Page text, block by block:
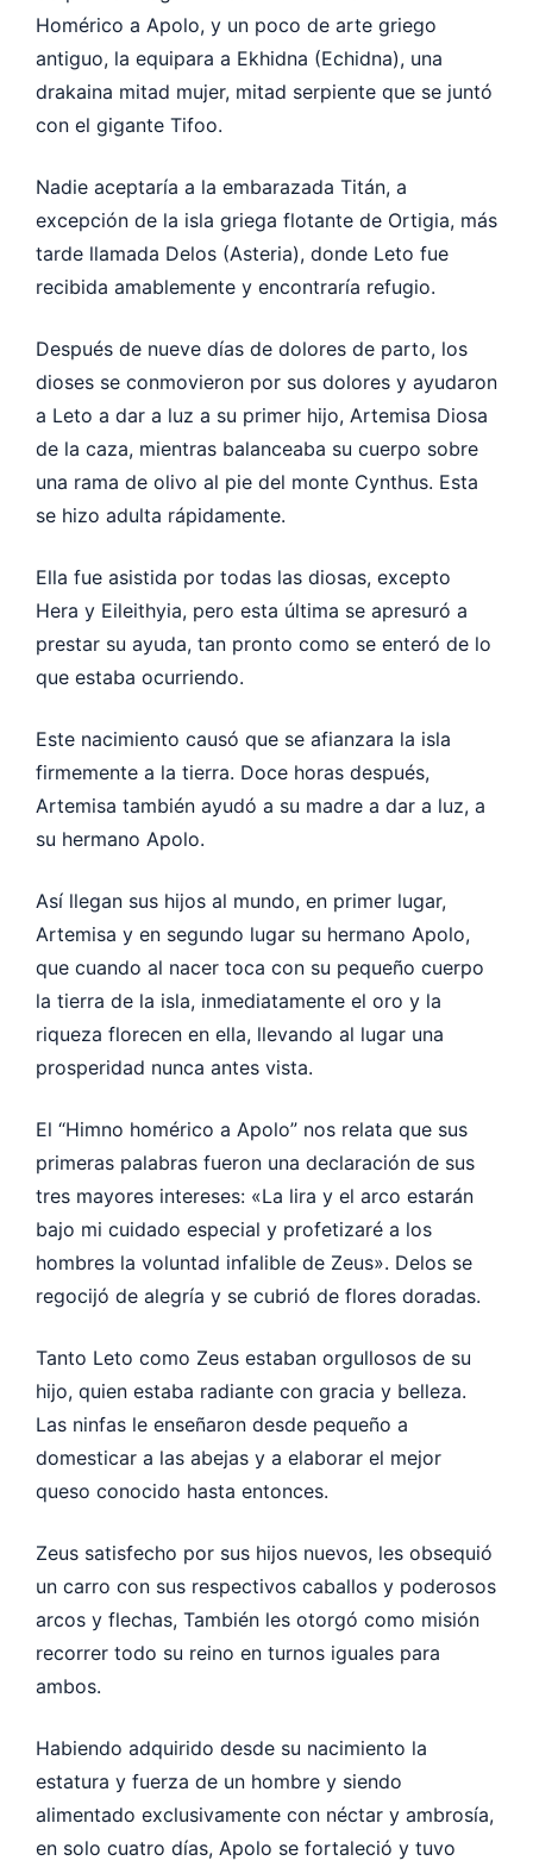
Homérico a Apolo, y un poco de arte griego
antiguo, la equipara a Ekhidna (Echidna), una
drakaina mitad mujer, mitad serpiente que se juntó
con el gigante Tifoo.
Nadie aceptaría a la embarazada Titán, a
excepción de la isla griega flotante de Ortigia, más
tarde llamada Delos (Asteria), donde Leto fue
recibida amablemente y encontraría refugio.
Después de nueve días de dolores de parto, los
dioses se conmovieron por sus dolores y ayudaron
a Leto a dar a luz a su primer hijo, Artemisa Diosa
de la caza, mientras balanceaba su cuerpo sobre
una rama de olivo al pie del monte Cynthus. Esta
se hizo adulta rápidamente.
Ella fue asistida por todas las diosas, excepto
Hera y Eileithyia, pero esta última se apresuró a
prestar su ayuda, tan pronto como se enteró de lo
que estaba ocurriendo.
Este nacimiento causó que se afianzara la isla
firmemente a la tierra. Doce horas después,
Artemisa también ayudó a su madre a dar a luz, a
su hermano Apolo.
Así llegan sus hijos al mundo, en primer lugar,
Artemisa y en segundo lugar su hermano Apolo,
que cuando al nacer toca con su pequeño cuerpo
la tierra de la isla, inmediatamente el oro y la
riqueza florecen en ella, llevando al lugar una
prosperidad nunca antes vista.
El “Himno homérico a Apolo” nos relata que sus
primeras palabras fueron una declaración de sus
tres mayores intereses: «La lira y el arco estarán
bajo mi cuidado especial y profetizaré a los
hombres la voluntad infalible de Zeus». Delos se
regocijó de alegría y se cubrió de flores doradas.
Tanto Leto como Zeus estaban orgullosos de su
hijo, quien estaba radiante con gracia y belleza.
Las ninfas le enseñaron desde pequeño a
domesticar a las abejas y a elaborar el mejor
queso conocido hasta entonces.
Zeus satisfecho por sus hijos nuevos, les obsequió
un carro con sus respectivos caballos y poderosos
arcos y flechas, También les otorgó como misión
recorrer todo su reino en turnos iguales para
ambos.
Habiendo adquirido desde su nacimiento la
estatura y fuerza de un hombre y siendo
alimentado exclusivamente con néctar y ambrosía,
en solo cuatro días, Apolo se fortaleció y tuvo